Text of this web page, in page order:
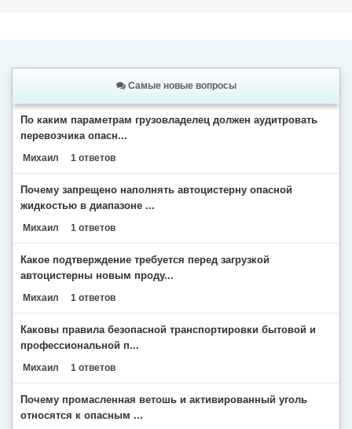
Самые новые вопросы
По каким параметрам грузовладелец должен аудитровать
перевозчика опасн...
Михаил 1 ответов
Почему запрещено наполнять автоцистерну опасной
жидкостью в диапазоне ...
Михаил 1 ответов
Какое подтверждение требуется перед загрузкой
автоцистерны новым проду...
Михаил 1 ответов
Каковы правила безопасной транспортировки бытовой и
профессиональной п...
Михаил 1 ответов
Почему промасленная ветошь и активированный уголь
относятся к опасным ...